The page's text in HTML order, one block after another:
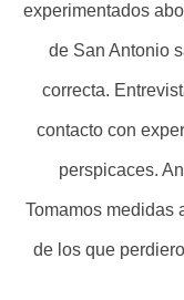
experimentados
de San Antonio
correcta.
contacto con
perspicaces.
Tomamos medidas
de los que